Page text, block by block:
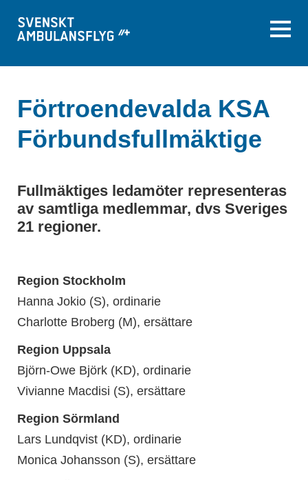
Förtroendevalda KSA
Förbundsfullmäktige
Fullmäktiges ledamöter representeras
av samtliga medlemmar, dvs Sveriges
21 regioner.
Region Stockholm
Hanna Jokio (S), ordinarie
Charlotte Broberg (M), ersättare
Region Uppsala
Björn-Owe Björk (KD), ordinarie
Vivianne Macdisi (S), ersättare
Region Sörmland
Lars Lundqvist (KD), ordinarie
Monica Johansson (S), ersättare